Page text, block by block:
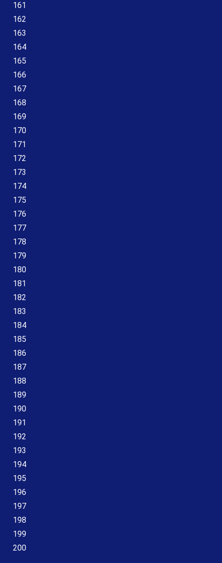
161
162
163
164
165
166
167
168
169
170
171
172
173
174
175
176
177
178
179
180
181
182
183
184
185
186
187
188
189
190
191
192
193
194
195
196
197
198
199
200